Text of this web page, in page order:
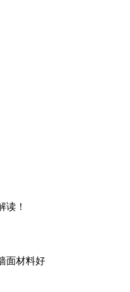
！
面材料好